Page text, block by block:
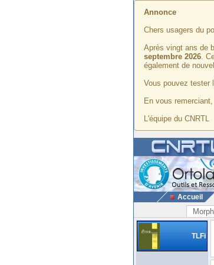
Annonce
Chers usagers du
Après vingt ans de
septembre 2026.
également de
Vous pouvez tester
En vous remerciant,
L'équipe du CNRTL
Accueil
TLFi